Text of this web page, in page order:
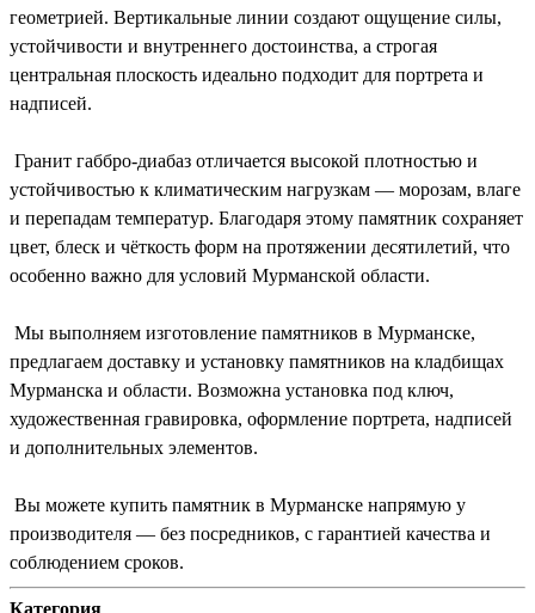
геометрией. Вертикальные линии создают ощущение силы,
устойчивости и внутреннего достоинства, а строгая
центральная плоскость идеально подходит для портрета и
надписей.
Гранит габбро-диабаз отличается высокой плотностью и
устойчивостью к климатическим нагрузкам — морозам, влаге
и перепадам температур. Благодаря этому памятник сохраняет
цвет, блеск и чёткость форм на протяжении десятилетий, что
особенно важно для условий Мурманской области.
Мы выполняем изготовление памятников в Мурманске,
предлагаем доставку и установку памятников на кладбищах
Мурманска и области. Возможна установка под ключ,
художественная гравировка, оформление портрета, надписей
и дополнительных элементов.
Вы можете купить памятник в Мурманске напрямую у
производителя — без посредников, с гарантией качества и
соблюдением сроков.
Категория